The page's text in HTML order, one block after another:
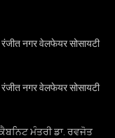
रंजीत नगर वेलफेयर सोसायटी
रंजीत नगर वेलफेयर सोसायटी
ਮੰਤਰੀ ਡਾ. ਰਵਜੋਤ